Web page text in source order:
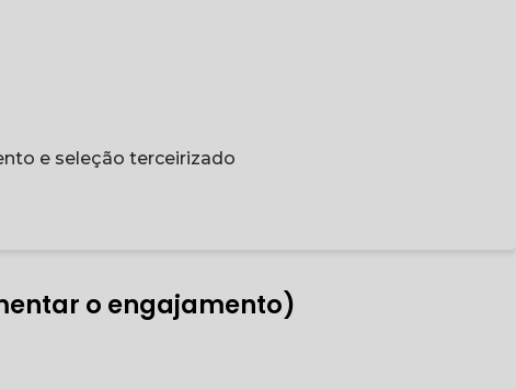
e seleção terceirizado
o engajamento)